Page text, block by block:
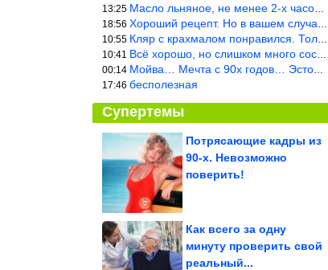
13:25 Масло льняное, не менее 2-х часов. Писать надо по делу и подробн
18:56 Хороший рецепт. Но в вашем случае шницель получится парено-варен
10:55 Кляр с крахмалом понравился. Только я бы в воду добавил бы молок
10:41 Всё хорошо, но слишком много составляющих.
00:14 Мойва… Мечта с 90х годов… Эстония
17:46 бесполезная
Супертемы
Почему КГБ боялся
законе Васю
Бриллианта
Потрясающие кадры из
90-х. Невозможно
поверить!
Как всего за одну
минуту проверить свой
реальный...